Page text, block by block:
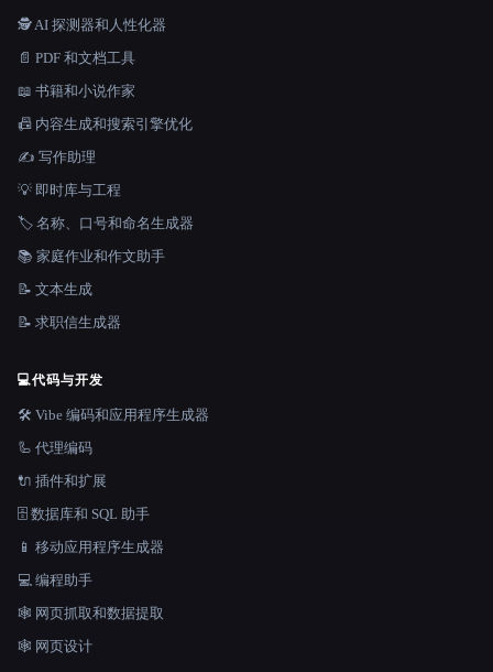
🕵️ AI 探测器和人性化器
📄 PDF 和文档工具
📖 书籍和小说作家
📠 内容生成和搜索引擎优化
✍️ 写作助理
💡 即时库与工程
🏷️ 名称、口号和命名生成器
📚 家庭作业和作文助手
📝 文本生成
📝 求职信生成器
💻代码与开发
🛠️ Vibe 编码和应用程序生成器
🦾 代理编码
🔌 插件和扩展
🗄️ 数据库和 SQL 助手
📱 移动应用程序生成器
💻 编程助手
🕸️ 网页抓取和数据提取
🕸 网页设计